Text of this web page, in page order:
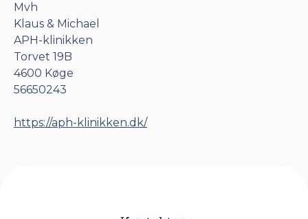
Mvh
Klaus & Michael
APH-klinikken
Torvet 19B
4600 Køge
56650243
https://aph-klinikken.dk/